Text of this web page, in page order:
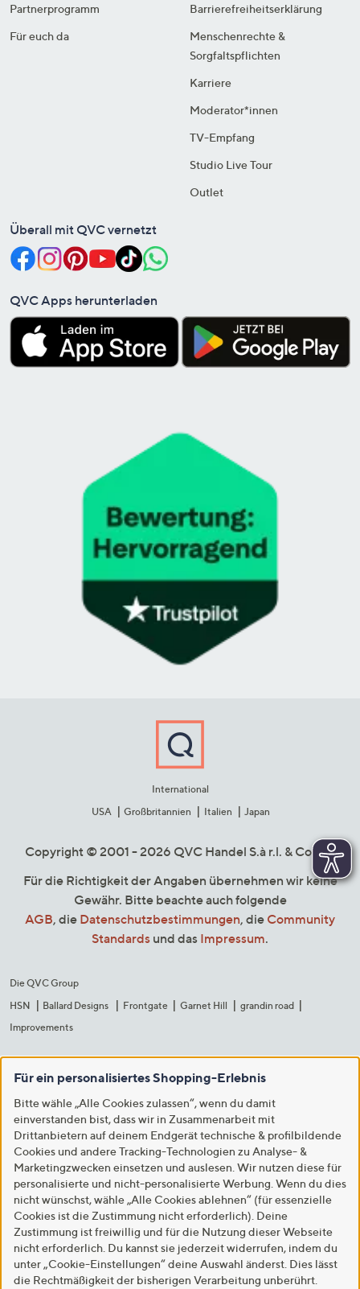
Partnerprogramm
Für euch da
Barrierefreiheitserklärung
Menschenrechte &
Sorgfaltspflichten
Karriere
Moderator*innen
TV-Empfang
Studio Live Tour
Outlet
Überall mit QVC vernetzt
QVC Apps herunterladen
International
USA
Großbritannien Italien Japan
Copyright © 2001 - 2026 QVC Handel S.à r.l. & Co. KG
Für die Richtigkeit der Angaben übernehmen wir keine
Gewähr. Bitte beachte auch folgende
AGB, die Datenschutzbestimmungen, die Community
Standards und das Impressum.
Die QVC Group
HSN
Ballard Designs Frontgate Garnet Hill
grandin road
Improvements
Für ein personalisiertes Shopping-Erlebnis
Bitte wähle „Alle Cookies zulassen“, wenn du damit
einverstanden bist, dass wir in Zusammenarbeit mit
Drittanbietern auf deinem Endgerät technische & profilbildende
Cookies und andere Tracking-Technologien zu Analyse- &
Marketingzwecken einsetzen und auslesen. Wir nutzen diese für
personalisierte und nicht-personalisierte Werbung. Wenn du dies
nicht wünschst, wähle „Alle Cookies ablehnen“ (für essenzielle
Cookies ist die Zustimmung nicht erforderlich). Deine
Zustimmung ist freiwillig und für die Nutzung dieser Webseite
nicht erforderlich. Du kannst sie jederzeit widerrufen, indem du
unter „Cookie-Einstellungen“ deine Auswahl änderst. Dies lässt
die Rechtmäßigkeit der bisherigen Verarbeitung unberührt.